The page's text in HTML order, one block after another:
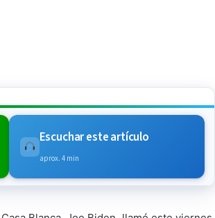
Escuchar este artículo
aprox. 4 min